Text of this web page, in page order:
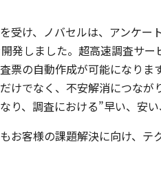
受け、ノバセルは、アンケー
発しました。超高速調査サ
票の自動作成が可能になり
けでなく、不安解消につな
り、調査における”早い、安い
お客様の課題解決に向け、